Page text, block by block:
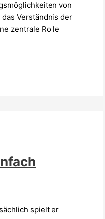
von
Verständnis der
zentrale Rolle
spielt er